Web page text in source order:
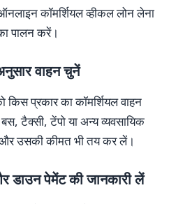
कॉमर्शियल व्हीकल लोन लेना
पालन करें।
वाहन चुनें
प्रकार का कॉमर्शियल वाहन
टैक्सी, टेंपो या अन्य व्यवसायिक
और उसकी कीमत भी तय कर लें।
डाउन पेमेंट की जानकारी लें